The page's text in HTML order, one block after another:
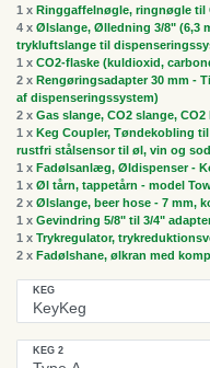
1 x Ringgaffelnøgle, ringnøgle til
4 x Ølslange, Ølledning 3/8" (6,3
trykluftslange til
1 x CO2-flaske (kuldioxid,
2 x Rengøringsadapter 30 mm -
af dispenseringssystem)
2 x Gas slange, CO2 slange,
1 x Keg Coupler, Tøndekobling
rustfri stålsensor til øl, vin og
1 x Fadølsanlæg, Øldispenser -
1 x Øl tårn, tappetårn - model
2 x Ølslange, beer hose - 7 mm,
1 x Gevindring 5/8" til 3/4"
1 x Trykregulator,
2 x Fadølshane, ølkran med
KEG
KEG 2